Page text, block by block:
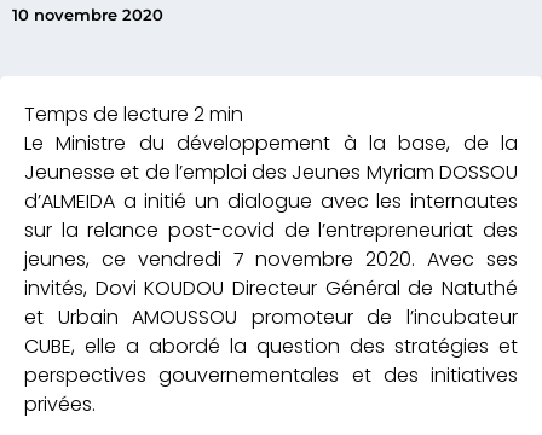
10 novembre 2020
Le Ministre du développement à la base, de la
Jeunesse et de l’emploi des Jeunes Myriam DOSSOU
d’ALMEIDA a initié un dialogue avec les internautes
sur la relance post-covid de l’entrepreneuriat des
jeunes, ce vendredi 7 novembre 2020. Avec ses
invités, Dovi KOUDOU Directeur Général de Natuthé
et Urbain AMOUSSOU promoteur de l’incubateur
CUBE, elle a abordé la question des stratégies et
perspectives gouvernementales et des initiatives
privées.